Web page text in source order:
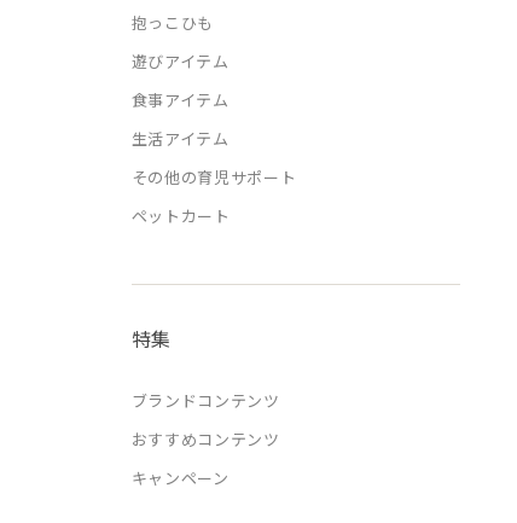
抱っこひも
遊びアイテム
食事アイテム
生活アイテム
その他の育児サポート
ペットカート
特集
ブランドコンテンツ
おすすめコンテンツ
キャンペーン